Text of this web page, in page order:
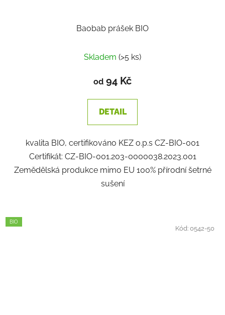
Baobab prášek BIO
Skladem (>5 ks)
od 94 Kč
DETAIL
kvalita BIO, certifikováno KEZ o.p.s CZ-BIO-001
Certifikát: CZ-BIO-001.203-0000038.2023.001
Zemědělská produkce mimo EU 100% přírodní šetrné
sušení
BIO
Kód:0542-50